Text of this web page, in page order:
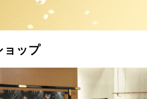
ョップ